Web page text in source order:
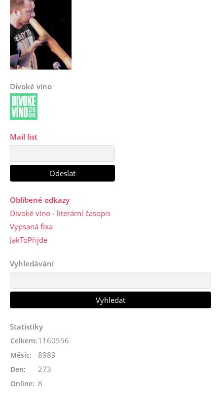
Divoké víno
Mail list
Oblíbené odkazy
Divoké víno - literární časopis
Vypsaná fixa
JakToPřijde
Vyhledávání
Statistiky
Online: 8
Celkem: 1160556
Měsíc: 8989
Den: 273